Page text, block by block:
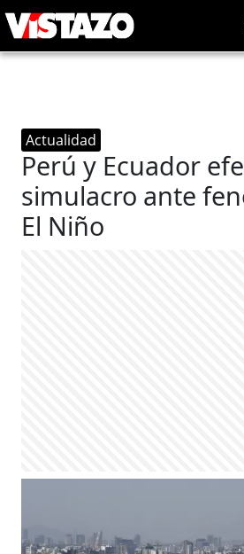
Actualidad
Perú y Ecuador
simulacro ante
El Niño